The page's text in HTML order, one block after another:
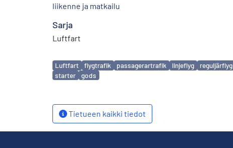
liikenne ja matkailu
Sarja
Luftfart
Avainsanat
Luftfart flygtrafik passagerartrafik linjeflyg reguljärflyg
starter
gods
Tietueen kaikki tiedot